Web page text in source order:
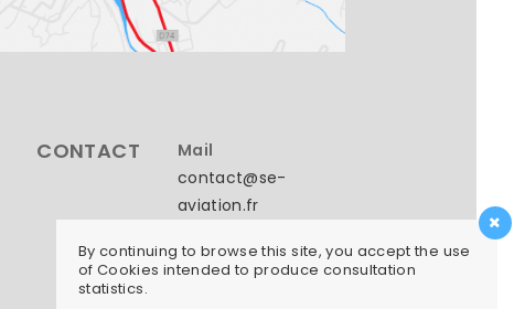
CONTACT
Mail
contact@se-
aviation.fr
Phone
+33 (0) 3 81 89 70
By continuing to browse this site, you accept the use
of Cookies intended to produce consultation
statistics.